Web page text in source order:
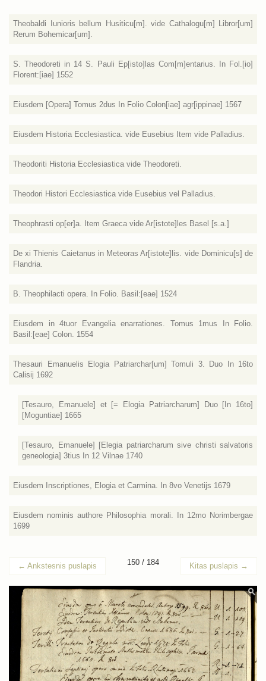
Theobaldi Iunioris bellum Husiticu[m]. vide Cathalogu[m] Libror[um]
Rerum Bohemicar[um].
S. Theodoreti in 14 S. Pauli Ep[isto]las Com[m]entarius. In Fol.[io]
Florent:[iae] 1552
Eiusdem [Opera] Tomus 2dus In Folio Colon[iae] agr[ippinae] 1567
Eiusdem Historia Ecclesiastica. vide Eusebius Item vide Palladius.
Theodoriti Historia Ecclesiastica vide Theodoreti.
Theodori Histori Ecclesiastica vide Eusebius vel Palladius.
Theophrasti op[er]a. Item Graeca vide Ar[istote]les Basel [s.a.]
De xi Thienis Caietanus in Meteoras Ar[istote]lis. vide Dominicu[s] de
Flandria.
B. Theophilacti opera. In Folio. Basil:[eae] 1524
Eiusdem in 4tuor Evangelia enarrationes. Tomus 1mus In Folio.
Basil:[eae] Colon. 1554
Thesauri Emanuelis Elogia Patriarchar[um] Tomuli 3. Duo In 16to
Calisij 1692
[Tesauro, Emanuele] et [= Elogia Patriarcharum] Duo [In 16to]
[Moguntiae] 1665
[Tesauro, Emanuele] [Elegia patriarcharum sive christi salvatoris
geneologia] 3tius In 12 Vilnae 1740
Eiusdem Inscriptiones, Elogia et Carmina. In 8vo Venetijs 1679
Eiusdem nominis authore Philosophia morali. In 12mo Norimbergae
1699
← Ankstesnis puslapis 150 / 184 Kitas puslapis →